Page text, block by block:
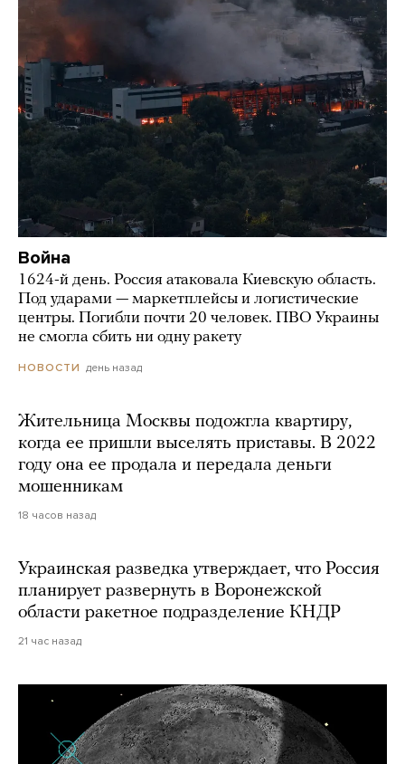
Война
1624-й день. Россия атаковала Киевскую область.
Под ударами — маркетплейсы и логистические
центры. Погибли почти 20 человек. ПВО Украины
не смогла сбить ни одну ракету
НОВОСТИ день назад
Жительница Москвы подожгла квартиру,
когда ее пришли выселять приставы. В 2022
году она ее продала и передала деньги
мошенникам
18 часов назад
Украинская разведка утверждает, что Россия
планирует развернуть в Воронежской
области ракетное подразделение КНДР
21 час назад